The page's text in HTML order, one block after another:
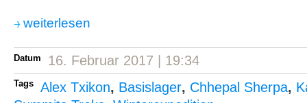
weiterlesen
Datum 16. Februar 2017 | 19:34
Tags Alex Txikon, Basislager, Chhepal Sherpa,